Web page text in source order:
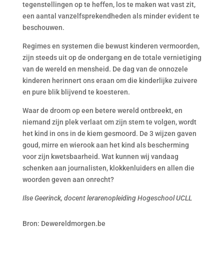
tegenstellingen op te heffen, los te maken wat vast zit,
een aantal vanzelfsprekendheden als minder evident te
beschouwen.
Regimes en systemen die bewust kinderen vermoorden,
zijn steeds uit op de ondergang en de totale vernietiging
van de wereld en mensheid. De dag van de onnozele
kinderen herinnert ons eraan om die kinderlijke zuivere
en pure blik blijvend te koesteren.
Waar de droom op een betere wereld ontbreekt, en
niemand zijn plek verlaat om zijn stem te volgen, wordt
het kind in ons in de kiem gesmoord. De 3 wijzen gaven
goud, mirre en wierook aan het kind als bescherming
voor zijn kwetsbaarheid. Wat kunnen wij vandaag
schenken aan journalisten, klokkenluiders en allen die
woorden geven aan onrecht?
Ilse Geerinck, docent lerarenopleiding Hogeschool UCLL
Bron: Dewereldmorgen.be